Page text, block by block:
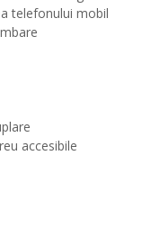
telefonului mobil
accesibile